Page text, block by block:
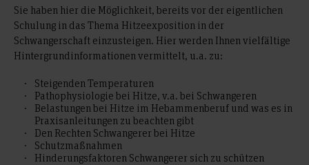
Sie haben hier die Möglichkeit, bereits vor der eigentlichen
Schulung in das Thema Hitzeexposition in der
Schwangerschaft einzusteigen. Hier werden Ihnen vielfältige
Hintergrundinformationen vermittelt, u.a. zu:
Steigenden Temperaturen
Pathophysiologie bei Hitze, v.a. bei Schwangeren
Belastungen bei Hitze im Hebammenberuf und was es in
Praxisanleitungen zu beachten gibt
Den Rechten Schwangerer bei Hitze
Schutzmaßnahmen
Hinderungsfaktoren Schwangerer sich zu schützen